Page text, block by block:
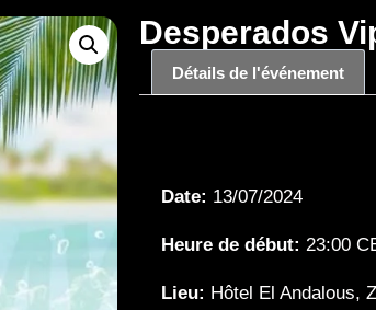
Desperados
Détails de l'événement
Date: 13/07/2024
Heure de début: 23:00
Lieu: Hôtel El Andalous,